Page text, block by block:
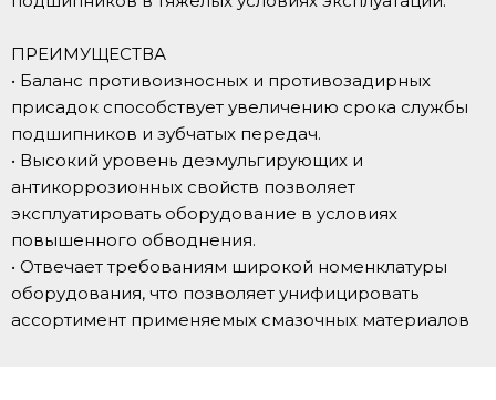
ПРЕИМУЩЕСТВА
• Баланс противоизносных и противозадирных
присадок способствует увеличению срока службы
подшипников и зубчатых передач.
• Высокий уровень деэмульгирующих и
антикоррозионных свойств позволяет
эксплуатировать оборудование в условиях
повышенного обводнения.
• Отвечает требованиям широкой номенклатуры
оборудования, что позволяет унифицировать
ассортимент применяемых смазочных материалов